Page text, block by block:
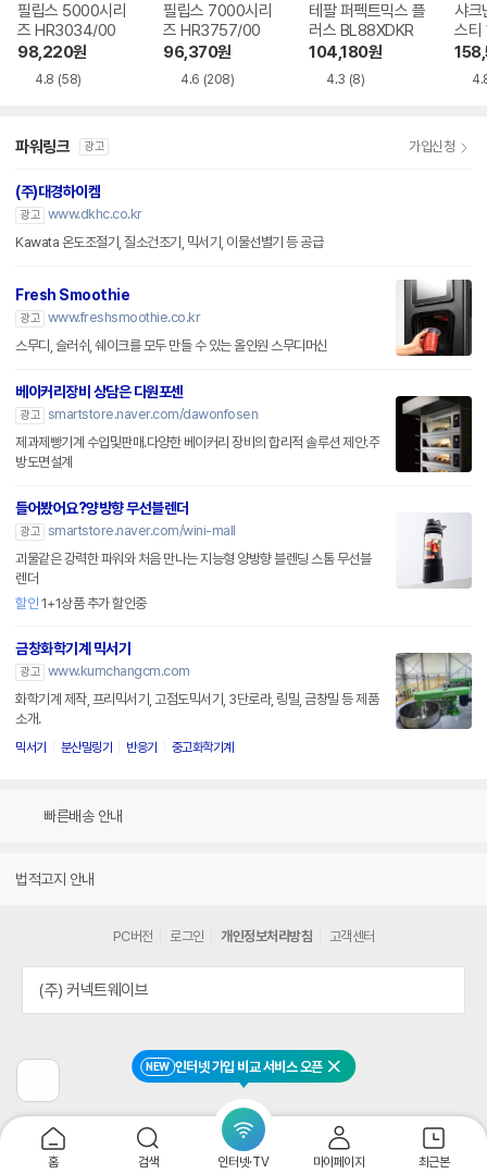
NEW 인터넷 가입 비교 서비스 오픈 닫기
홈 검색 인터넷·TV 마이페이지 최근본
필립스 5000시리
즈 HR3034/00
98,220원
4.8 (58)
필립스 7000시리
즈 HR3757/00
96,370원
4.6 (208)
테팔 퍼펙트믹스 플
러스 BL88XDKR
104,180원
4.3 (8)
샤크
스티
블렌
파워링크 광고 가입신청
(주)대경하이켐
광고 www.dkhc.co.kr
Kawata 온도조절기, 질소건조기, 믹서기, 이물선별기 등 공급
Fresh Smoothie
광고 www.freshsmoothie.co.kr
스무디, 슬러쉬, 쉐이크를 모두 만들 수 있는 올인원 스무디머신
베이커리장비 상담은 다원포센
광고 smartstore.naver.com/dawonfosen
제과제빵기계 수입및판매.다양한 베이커리 장비의 합리적 솔루션 제안.주
방도면설계
들어봤어요?양방향 무선블렌더
광고 smartstore.naver.com/wini-mall
괴물같은 강력한 파워와 처음 만나는 지능형 양방향 블렌딩 스톰 무선블
렌더
할인 1+1상품 추가 할인중
금창화학기계 믹서기
광고 www.kumchangcm.com
화학기계 제작, 프리믹서기, 고점도믹서기, 3단로라, 링밀, 금창밀 등 제품
소개.
믹서기 분산밀링기 반응기 중고화학기계
빠른배송 안내
법적고지 안내
전
페
이
지
PC버전 로그인 개인정보처리방침 고객센터
(주) 커넥트웨이브